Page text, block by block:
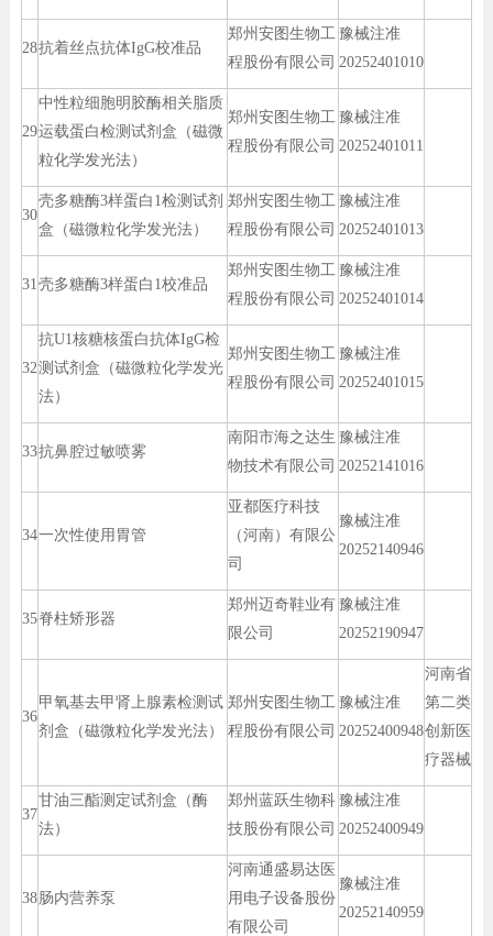
28抗着丝点抗体IgG校准品
郑州安图生物工
程股份有限公司
豫械注准
20252401010
29
中性粒细胞明胶酶相关脂质
运载蛋白检测试剂盒（磁微
粒化学发光法）
郑州安图生物工
程股份有限公司
豫械注准
20252401011
30
壳多糖酶3样蛋白1检测试剂
盒（磁微粒化学发光法）
郑州安图生物工
程股份有限公司
豫械注准
20252401013
31 壳多糖酶3样蛋白1校准品
郑州安图生物工
程股份有限公司
豫械注准
20252401014
32
抗U1核糖核蛋白抗体IgG检
测试剂盒（磁微粒化学发光
法）
郑州安图生物工
程股份有限公司
豫械注准
20252401015
33抗鼻腔过敏喷雾
南阳市海之达生
物技术有限公司
豫械注准
20252141016
34一次性使用胃管
亚都医疗科技
（河南）有限公
司
豫械注准
20252140946
35脊柱矫形器
郑州迈奇鞋业有
限公司
豫械注准
20252190947
36
甲氧基去甲肾上腺素检测试
剂盒（磁微粒化学发光法）
郑州安图生物工
程股份有限公司
豫械注准
20252400948
河南省
第二类
创新医
疗器械
37
甘油三酯测定试剂盒（酶
法）
郑州蓝跃生物科
技股份有限公司
豫械注准
20252400949
38 肠内营养泵
河南通盛易达医
用电子设备股份
有限公司
豫械注准
20252140959